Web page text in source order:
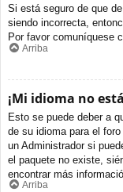
Si está seguro de que
siendo incorrecta,
Por favor comuníquese
Arriba
¡Mi idioma no
Esto se puede deber a
de su idioma para el
un Administrador si
el paquete no existe,
encontrar más
Arriba